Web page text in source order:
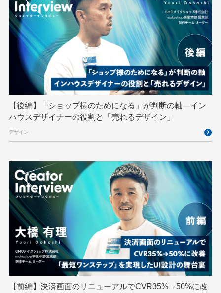
Python RFC RPA Ruby
SECCON Selenium Spectrum Tokyo Meetup
splunk SRE Takumi byGMO Terraform
TypeScript UI/UX vibe VLA
VS Code XSS ZTNA
アドベントカレンダー イベントレポート
インターンシップ インハウス お名前.com
クリエイターインタビュー
サイバーセキュリティ サマーインターン スクラム
スパム対策 スペシャリスト セキュリティ
ソフトウェアサプライチェーン チームビルディング
デザイン ネットのセキュリティもGMO
ハーネスエンジニアリング バックエンド
ヒューマノイド ヒューマノイドロボット
プログラミング教育
【後編】「ショップ様のためになる」が判断の軸―イン
ハウスデザイナーの役割と「売れるデザイン」
デザイン
【前編】決済画面のリニューアルでCVR35%→50%に改